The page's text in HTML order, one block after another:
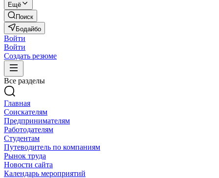
Ещё
Поиск
Бодайбо
Войти
Войти
Создать резюме
Все разделы
Главная
Соискателям
Предпринимателям
Работодателям
Студентам
Путеводитель по компаниям
Рынок труда
Новости сайта
Календарь мероприятий